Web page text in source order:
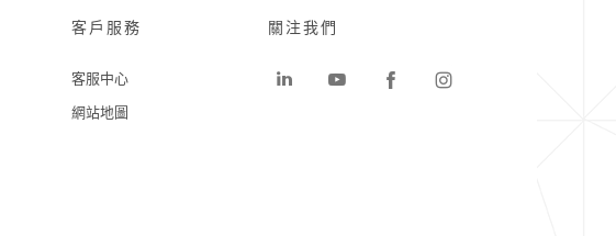
客戶服務
客服中心
網站地圖
關注我們